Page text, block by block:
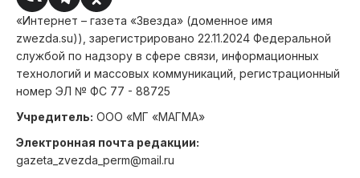
«Интернет – газета «Звезда» (доменное имя
zwezda.su)), зарегистрировано 22.11.2024 Федеральной
службой по надзору в сфере связи, информационных
технологий и массовых коммуникаций, регистрационный
номер ЭЛ № ФС 77 - 88725
Учредитель: ООО «МГ «МАГМА»
Электронная почта редакции:
gazeta_zvezda_perm@mail.ru